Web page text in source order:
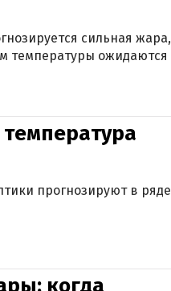
сильная жара,
температуры ожидаются
прогнозируют в ряде
когда